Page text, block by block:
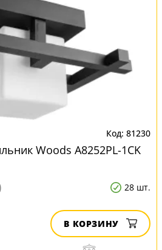
81230
Woods A8252PL-1CK
28 шт.
В КОРЗИНУ